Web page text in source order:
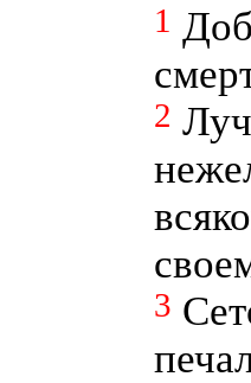
1
2
3